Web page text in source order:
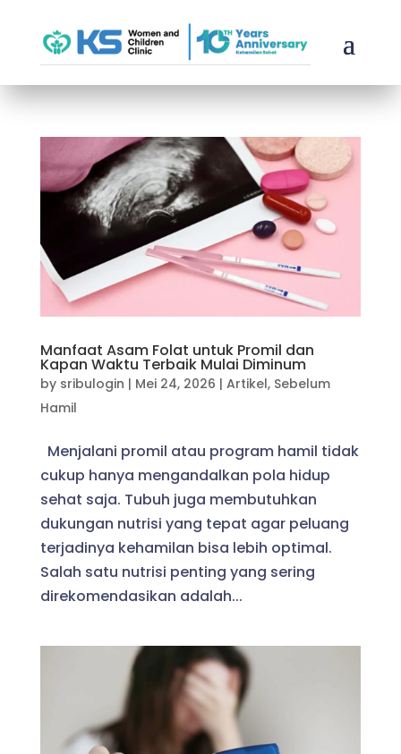
Manfaat Asam Folat untuk Promil dan
Kapan Waktu Terbaik Mulai Diminum
by sribulogin | Mei 24, 2026 | Artikel, Sebelum
Hamil
Menjalani promil atau program hamil tidak
cukup hanya mengandalkan pola hidup
sehat saja. Tubuh juga membutuhkan
dukungan nutrisi yang tepat agar peluang
terjadinya kehamilan bisa lebih optimal.
Salah satu nutrisi penting yang sering
direkomendasikan adalah...